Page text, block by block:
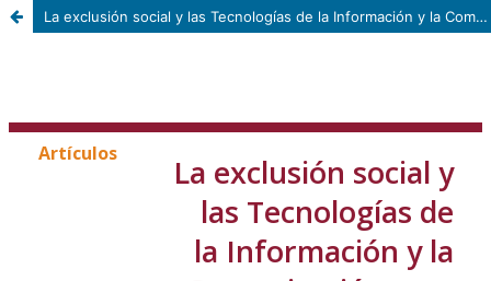
La exclusión social y las Tecnologías de la Información y la Comunicación: una visión estadística de su relación en la educación superior